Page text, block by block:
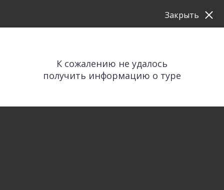
К сожалению не удалось
получить информацию о туре
Закрыть